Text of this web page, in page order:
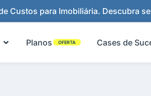
Custos para Imobiliária. Descubra
Abrir Funcionalidades
Planos OFERTA Cases de